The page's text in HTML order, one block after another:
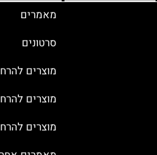
מאמרים
סרטונים
מוצרים
מוצרים
מוצרים